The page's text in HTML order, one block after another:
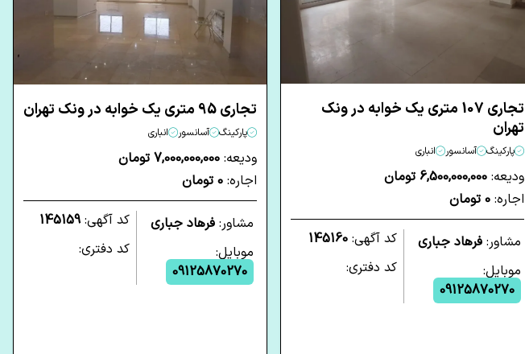
تجاری 107 متری یک خوابه در ونک
تهران
پارکینگ آسانسور انباری
ودیعه: 6,500,000,000 تومان
اجاره: 0 تومان
مشاور: فرهاد جباری
موبایل:
09125870270
کد آگهی: 145160
کد دفتری:
تجاری 95 متری یک خوابه در ونک تهران
پارکینگ آسانسور انباری
ودیعه: 7,000,000,000 تومان
اجاره: 0 تومان
مشاور: فرهاد جباری
موبایل:
09125870270
کد آگهی:145159
کد دفتری: